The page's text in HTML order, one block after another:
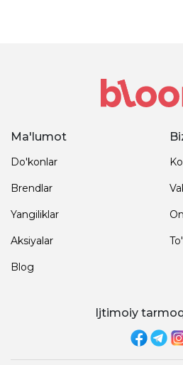
Ma'lumot
Do'konlar
Brendlar
Yangiliklar
Aksiyalar
Blog
Ijtimoiy